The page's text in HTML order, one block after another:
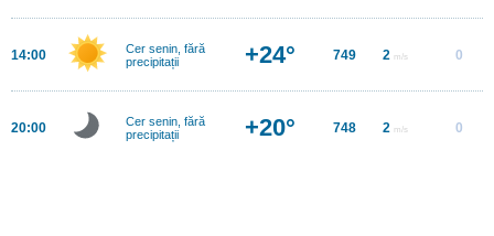
14:00
Cer senin, fără
precipitații
+24° 749 2 m/s 0
20:00
Cer senin, fără
precipitații
+20° 748 2 m/s 0